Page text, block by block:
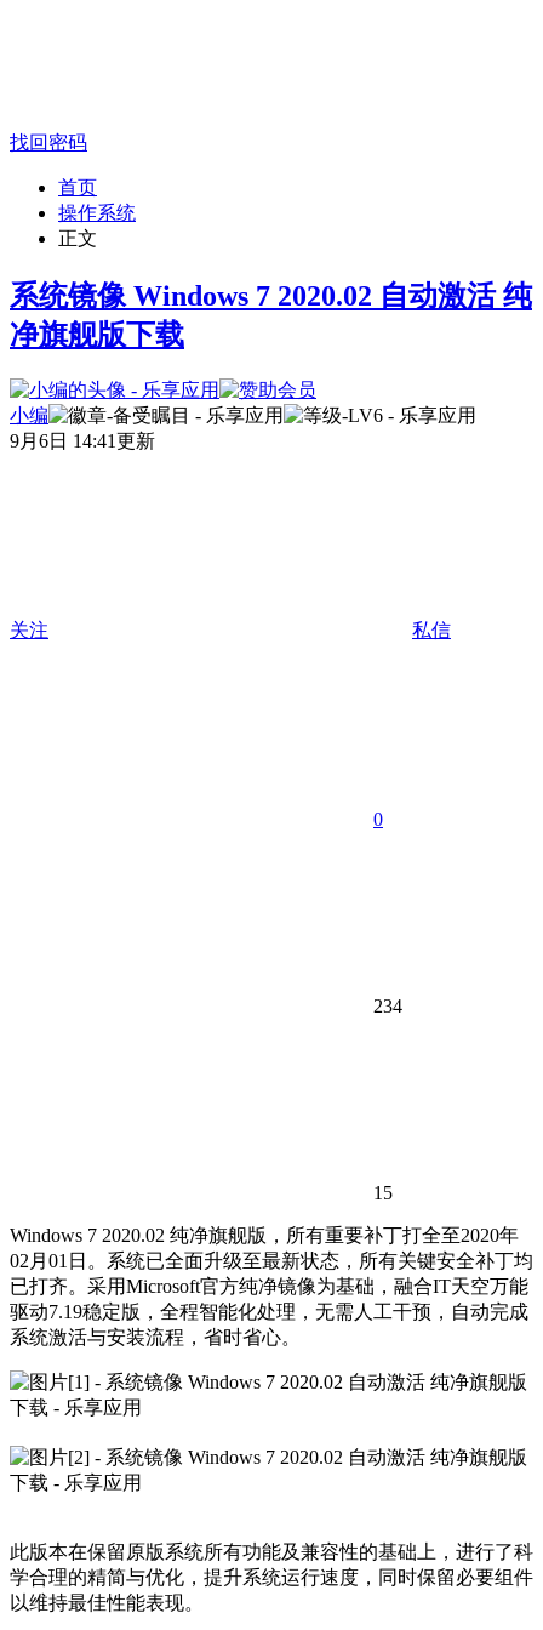
找回密码
首页
操作系统
正文
系统镜像 Windows 7 2020.02 自动激活 纯
净旗舰版下载
小编
9月6日 14:41更新
关注 私信
0
234
15
Windows 7 2020.02 纯净旗舰版，所有重要补丁打全至2020年
02月01日。系统已全面升级至最新状态，所有关键安全补丁均
已打齐。采用Microsoft官方纯净镜像为基础，融合IT天空万能
驱动7.19稳定版，全程智能化处理，无需人工干预，自动完成
系统激活与安装流程，省时省心。
此版本在保留原版系统所有功能及兼容性的基础上，进行了科
学合理的精简与优化，提升系统运行速度，同时保留必要组件
以维持最佳性能表现。